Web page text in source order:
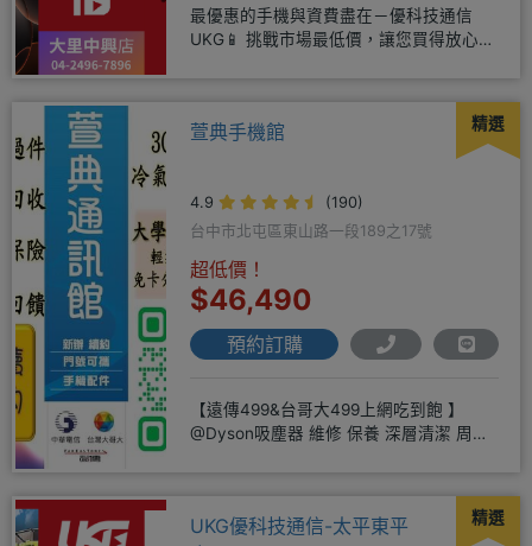
最優惠的手機與資費盡在－優科技通信
UKG📱 挑戰市場最低價，讓您買得放心又
精選
萱典手機館
4.9
(190)
台中市北屯區東山路一段189之17號
超低價！
$46,490
預約訂購
【遠傳499&台哥大499上網吃到飽 】
@Dyson吸塵器 維修 保養 深層清潔 周邊
精選
UKG優科技通信-太平東平